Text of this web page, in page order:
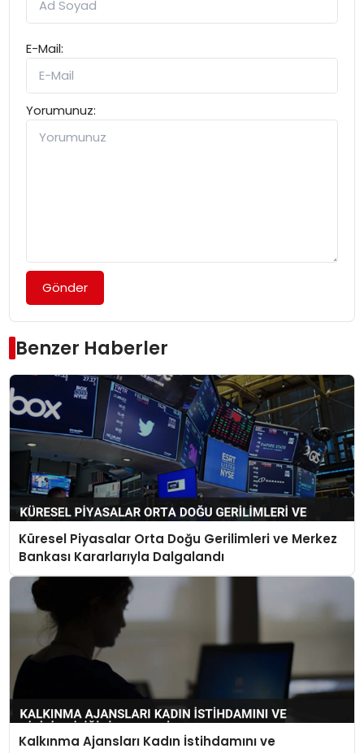
E-Mail:
Yorumunuz:
Gönder
Benzer Haberler
Küresel Piyasalar Orta Doğu Gerilimleri ve Merkez
Bankası Kararlarıyla Dalgalandı
Kalkınma Ajansları Kadın İstihdamını ve